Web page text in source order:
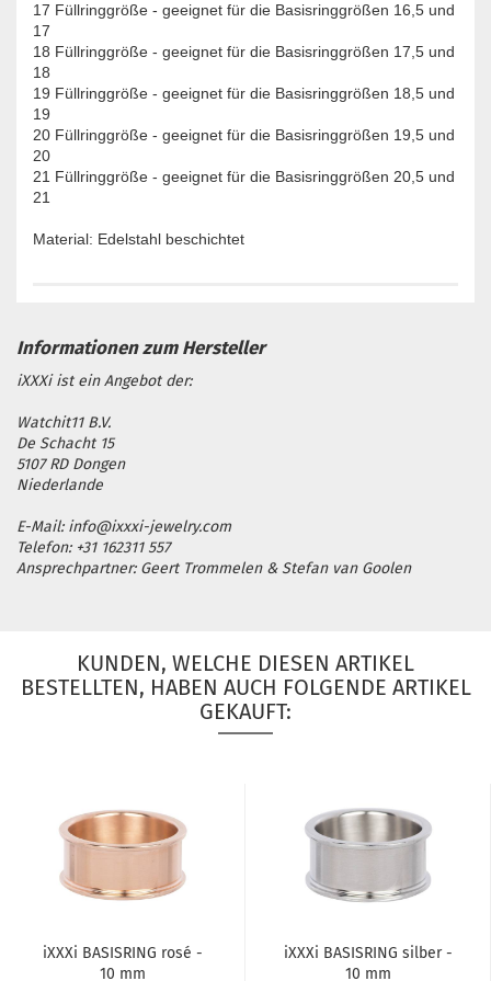
17 Füllringgröße - geeignet für die Basisringgrößen 16,5 und
17
18 Füllringgröße - geeignet für die Basisringgrößen 17,5 und
18
19 Füllringgröße - geeignet für die Basisringgrößen 18,5 und
19
20 Füllringgröße - geeignet für die Basisringgrößen 19,5 und
20
21 Füllringgröße - geeignet für die Basisringgrößen 20,5 und
21
Material: Edelstahl beschichtet
iXXXi ist ein Angebot der:
Watchit11 B.V.
De Schacht 15
5107 RD Dongen
Niederlande
E-Mail: info@ixxxi-jewelry.com
Telefon: +31 162311 557
Ansprechpartner: Geert Trommelen & Stefan van Goolen
KUNDEN, WELCHE DIESEN ARTIKEL
BESTELLTEN, HABEN AUCH FOLGENDE ARTIKEL
GEKAUFT:
iXXXi BA­SIS­RING rosé -
10 mm
iXXXi BA­SIS­RING sil­ber -
10 mm